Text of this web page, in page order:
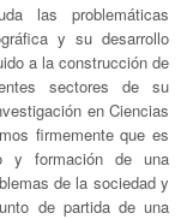
las problemáticas
y su desarrollo
a la construcción de
sectores de su
en Ciencias
firmemente que es
y formación de una
de la sociedad y
de partida de una